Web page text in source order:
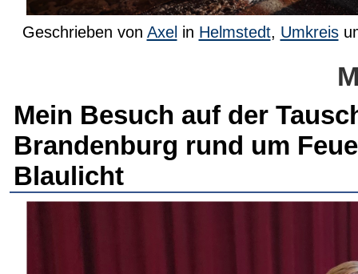
Geschrieben von Axel in Helmstedt, Umkreis
Mein Besuch auf der
Brandenburg rund um
Blaulicht